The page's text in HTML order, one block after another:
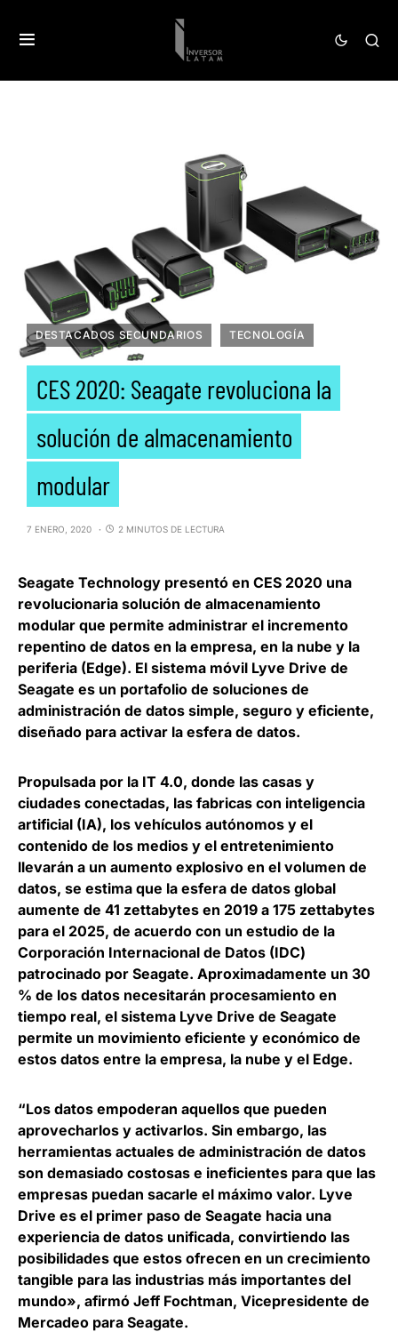
DESTACADOS SECUNDARIOS TECNOLOGÍA
CES 2020: Seagate revoluciona la
solución de almacenamiento
modular
7 ENERO, 2020 2 MINUTOS DE LECTURA
Seagate Technology presentó en CES 2020 una
revolucionaria solución de almacenamiento
modular que permite administrar el incremento
repentino de datos en la empresa, en la nube y la
periferia (Edge). El sistema móvil Lyve Drive de
Seagate es un portafolio de soluciones de
administración de datos simple, seguro y eficiente,
diseñado para activar la esfera de datos.
Propulsada por la IT 4.0, donde las casas y
ciudades conectadas, las fabricas con inteligencia
artificial (IA), los vehículos autónomos y el
contenido de los medios y el entretenimiento
llevarán a un aumento explosivo en el volumen de
datos, se estima que la esfera de datos global
aumente de 41 zettabytes en 2019 a 175 zettabytes
para el 2025, de acuerdo con un estudio de la
Corporación Internacional de Datos (IDC)
patrocinado por Seagate. Aproximadamente un 30
% de los datos necesitarán procesamiento en
tiempo real, el sistema Lyve Drive de Seagate
permite un movimiento eficiente y económico de
estos datos entre la empresa, la nube y el Edge.
“Los datos empoderan aquellos que pueden
aprovecharlos y activarlos. Sin embargo, las
herramientas actuales de administración de datos
son demasiado costosas e ineficientes para que las
empresas puedan sacarle el máximo valor. Lyve
Drive es el primer paso de Seagate hacia una
experiencia de datos unificada, convirtiendo las
posibilidades que estos ofrecen en un crecimiento
tangible para las industrias más importantes del
mundo», afirmó Jeff Fochtman, Vicepresidente de
Mercadeo para Seagate.